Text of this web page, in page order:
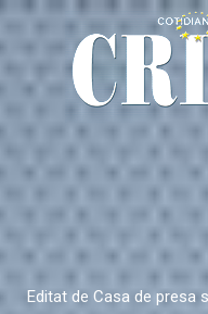
Editat de Casa de presa